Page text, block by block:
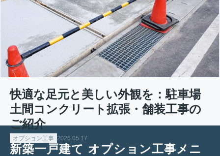
快適な足元と美しい外観を：駐車場
土間コンクリート拡張・舗装工事の
ご紹介
オプション工事 2026.05.17
新築一戸建て オプション工事メニ